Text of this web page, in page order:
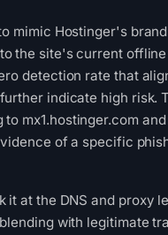
mimic Hostinger's
the site's current
detection rate that
indicate high risk.
mx1.hostinger.com
of a specific
at the DNS and proxy
with legitimate